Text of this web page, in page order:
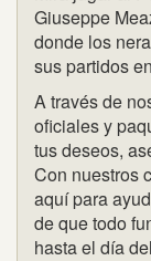
Giuseppe
donde los
sus partidos
A través de
oficiales y
tus deseos,
Con nuestros
aquí para
de que todo
hasta el día